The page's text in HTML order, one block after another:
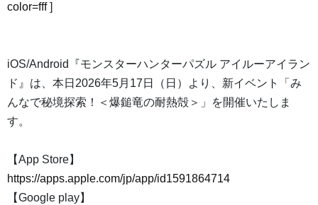
color=fff]
iOS/Android『モンスターハンターパズル アイルーアイラン
ド』は、本日2026年5月17日（日）より、新イベント「み
んなで秘境探索！＜爆鎚竜の耐熱殻＞」を開催いたしま
す。
【App Store】
https://apps.apple.com/jp/app/id1591864714
【Google play】